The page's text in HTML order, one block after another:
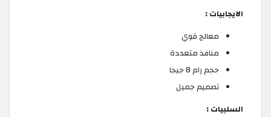
الايجابيات :
معالج قوي
منافذ متعددة
حجم رام 8 جيجا
تصميم جميل
السلبيات :